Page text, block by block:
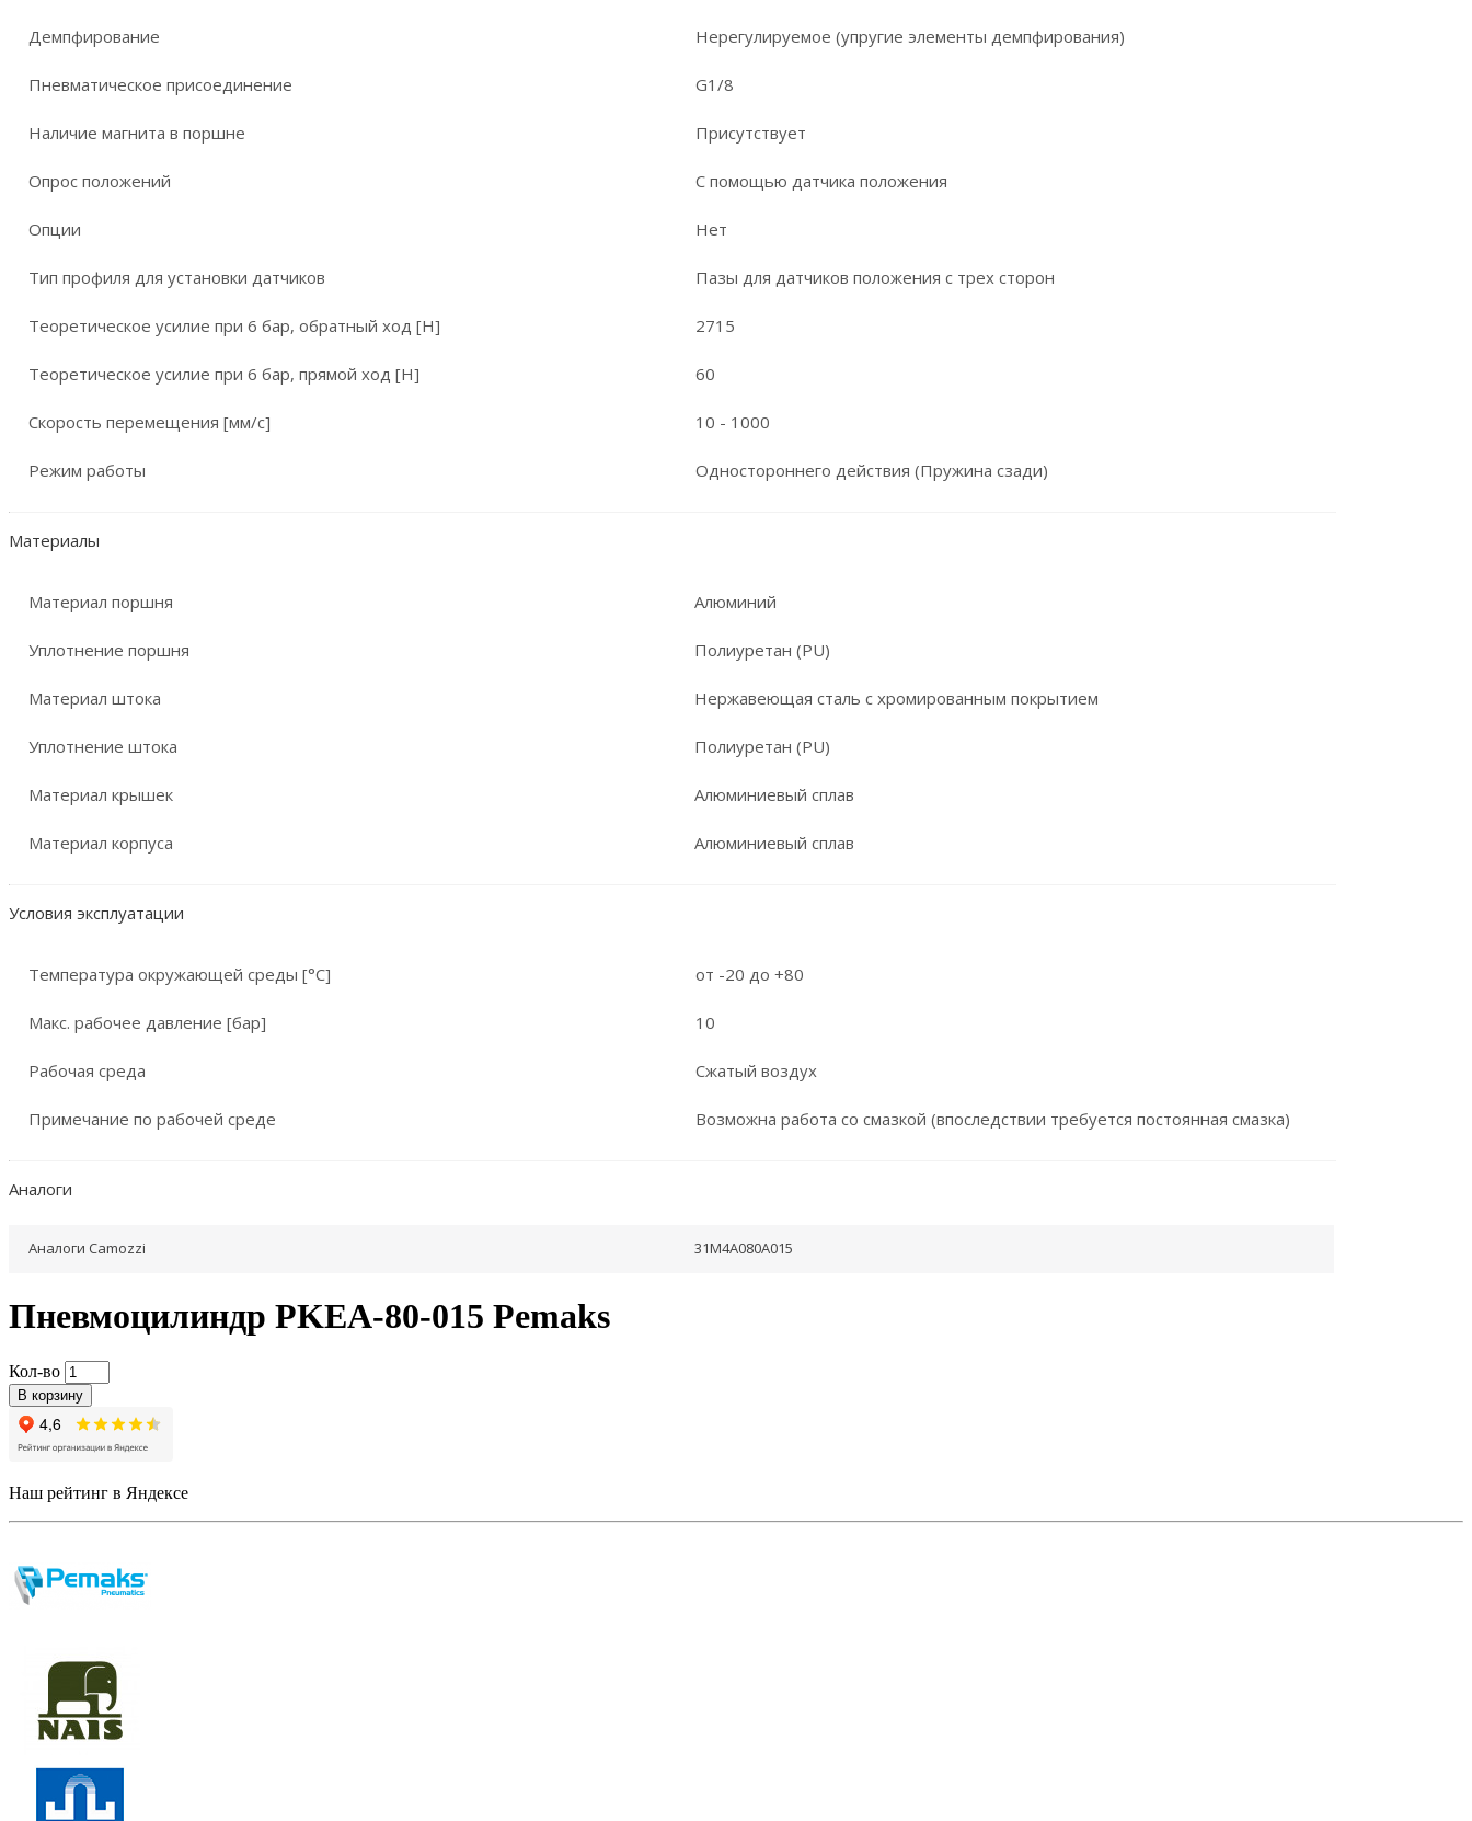
Демпфирование Нерегулируемое (упругие элементы демпфирования)
Пневматическое присоединение G1/8
Наличие магнита в поршне Присутствует
Опрос положений С помощью датчика положения
Опции Нет
Тип профиля для установки датчиков Пазы для датчиков положения с трех сторон
Теоретическое усилие при 6 бар, обратный ход [Н] 2715
Теоретическое усилие при 6 бар, прямой ход [Н] 60
Скорость перемещения [мм/с] 10 - 1000
Режим работы Одностороннего действия (Пружина сзади)
Материалы
Материал поршня Алюминий
Уплотнение поршня Полиуретан (PU)
Материал штока Нержавеющая сталь с хромированным покрытием
Уплотнение штока Полиуретан (PU)
Материал крышек Алюминиевый сплав
Материал корпуса Алюминиевый сплав
Условия эксплуатации
Температура окружающей среды [°C] от -20 до +80
Макс. рабочее давление [бар] 10
Рабочая среда Сжатый воздух
Примечание по рабочей среде Возможна работа со смазкой (впоследствии требуется постоянная смазка)
Аналоги
Аналоги Camozzi 31M4A080A015
Пневмоцилиндр PKEA-80-015 Pemaks
Кол-во
В корзину
Наш рейтинг в Яндексе